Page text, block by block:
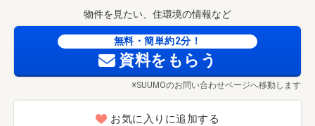
物件を見たい、住環境の情報など
無料・簡単約2分！
資料をもらう
※SUUMOのお問い合わせページへ移動します
お気に入りに追加する